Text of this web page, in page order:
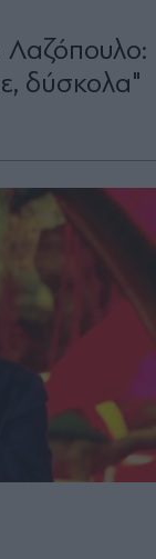
Λαζόπουλο:
δύσκολα"